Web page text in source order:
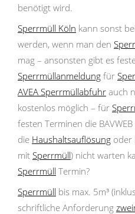
benötigt wird.
Sperrmüll Köln kann sonst
werden, wenn man den
mag – ansonsten gibt es
Sperrmüllanmeldung für
AVEA Sperrmüllabfuhr auch
kostenlos möglich – für
festen Terminen die
die Haushaltsauflösung oder
mit Sperrmüll) nicht warten
Sperrmüll Termin?
Sperrmüll bis max. 5m³
schriftliche Anforderung